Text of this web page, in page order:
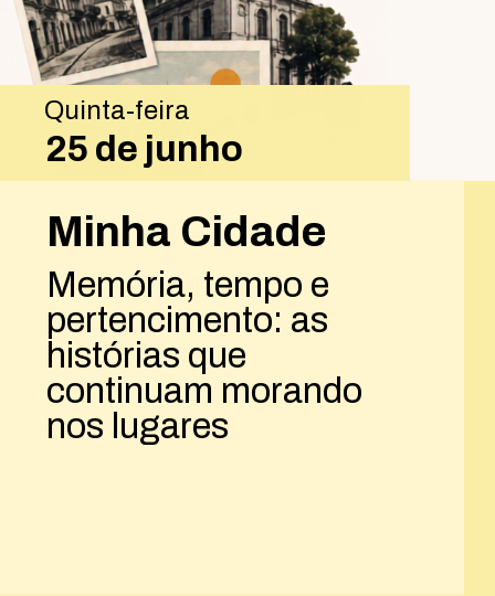
Minha Cidade
Memória, tempo e
pertencimento: as
histórias que
continuam morando
nos lugares
Quinta-feira
25 de junho